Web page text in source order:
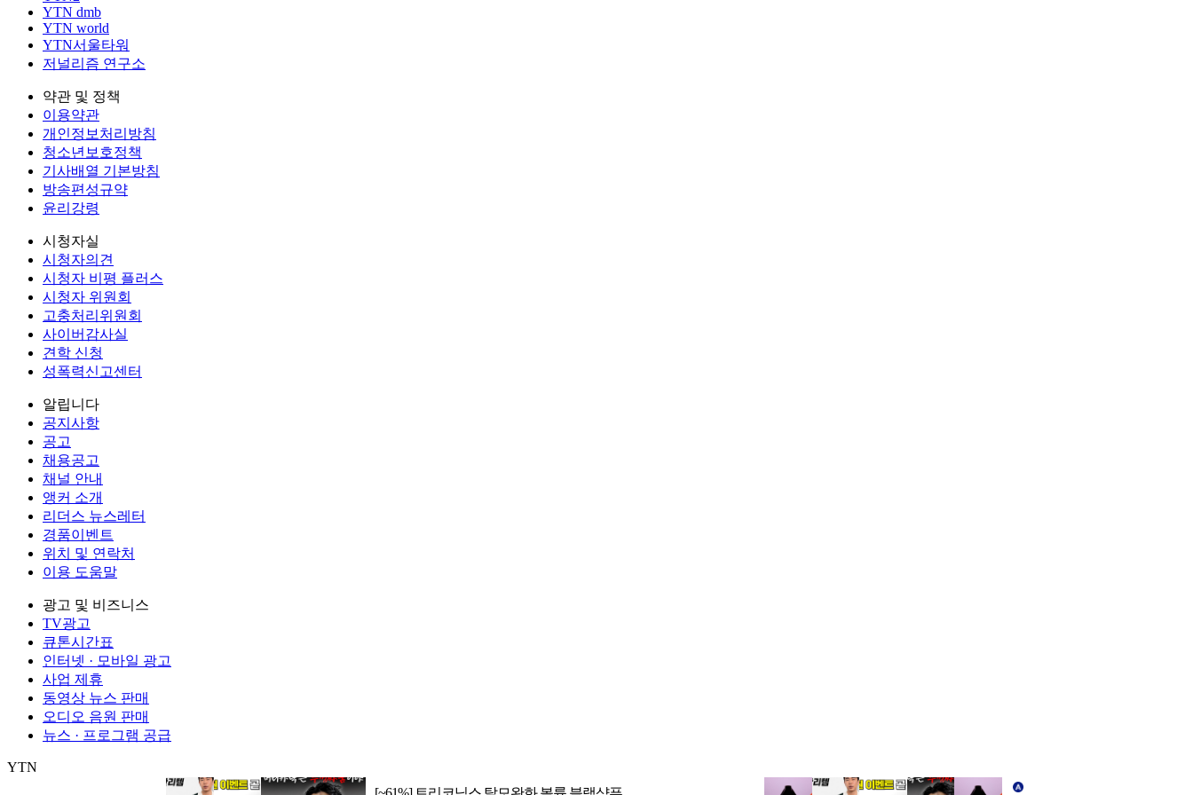
YTN dmb
YTN world
YTN서울타워
저널리즘 연구소
약관 및 정책
이용약관
개인정보처리방침
청소년보호정책
기사배열 기본방침
방송편성규약
윤리강령
시청자실
시청자의견
시청자 비평 플러스
시청자 위원회
고충처리위원회
사이버감사실
견학 신청
성폭력신고센터
알립니다
공지사항
공고
채용공고
채널 안내
앵커 소개
리더스 뉴스레터
경품이벤트
위치 및 연락처
이용 도움말
광고 및 비즈니스
TV광고
큐톤시간표
인터넷 · 모바일 광고
사업 제휴
동영상 뉴스 판매
오디오 음원 판매
뉴스 · 프로그램 공급
YTN
서울특별시 마포구 상암산로 76 (상암동) 대표전화: 02-398-8000 팩스: 02-398-8129 사업자등록번호: 102-81-32883